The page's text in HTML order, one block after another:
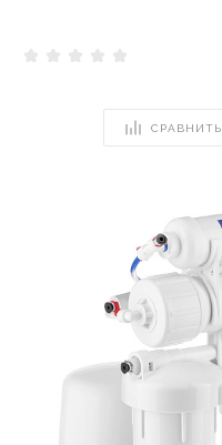
СРАВНИТЬ